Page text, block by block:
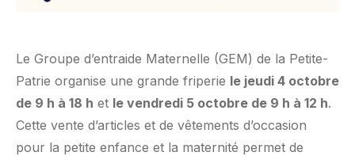
Le Groupe d’entraide Maternelle (GEM) de la Petite-
Patrie organise une grande friperie le jeudi 4 octobre
de 9 h à 18 h et le vendredi 5 octobre de 9 h à 12 h.
Cette vente d’articles et de vêtements d’occasion
pour la petite enfance et la maternité permet de